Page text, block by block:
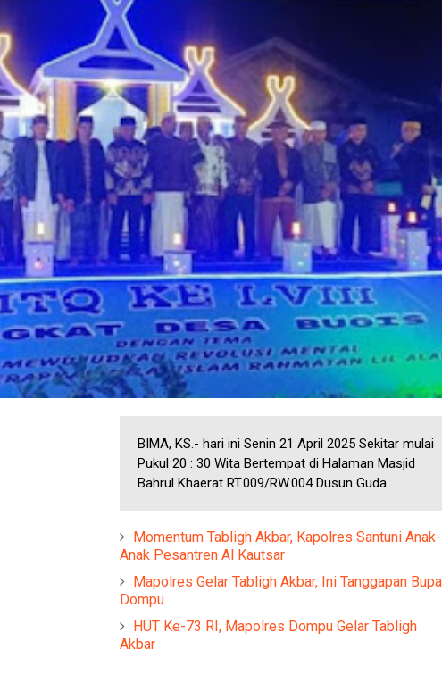
BIMA, KS.- hari ini Senin 21 April 2025 Sekitar mulai
Pukul 20 : 30 Wita Bertempat di Halaman Masjid
Bahrul Khaerat RT.009/RW.004 Dusun Guda...
Momentum Tabligh Akbar, Kapolres Santuni Anak-
Anak Pesantren Al Kautsar
Mapolres Gelar Tabligh Akbar, Ini Tanggapan
Dompu
HUT Ke-73 RI, Mapolres Dompu Gelar Tabligh
Akbar